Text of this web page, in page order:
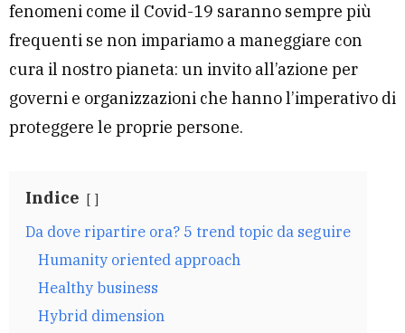
fenomeni come il Covid-19 saranno sempre più
frequenti se non impariamo a maneggiare con
cura il nostro pianeta: un invito all’azione per
governi e organizzazioni che hanno l’imperativo di
proteggere le proprie persone.
Indice
Da dove ripartire ora? 5 trend topic da seguire
Humanity oriented approach
Healthy business
Hybrid dimension